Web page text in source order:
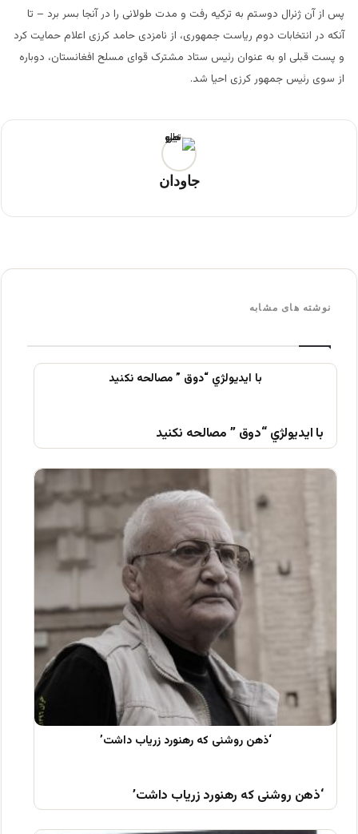
پس از آن ژنرال دوستم به ترکیه رفت و مدت طولانی را در آنجا بسر برد – تا
آنکه در انتخابات دوم ریاست جمهوری، از نامزدی حامد کرزی اعلام حمایت کرد
و پست قبلی او به عنوان رئیس ستاد مشترک قوای مسلح افغانستان، دوباره
از سوی رئیس جمهور کرزی احیا شد.
جاودان
نوشته های مشابه
با ايديولژي “دوق ” مصالحه نكنيد
‘ذهن روشنی که رهنورد زریاب داشت’